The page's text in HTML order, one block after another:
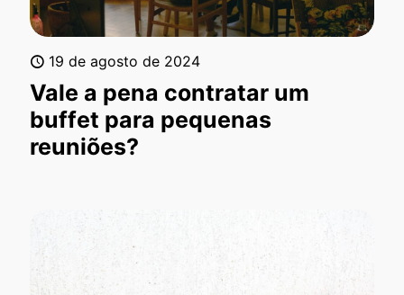
19 de agosto de 2024
Vale a pena contratar um
buffet para pequenas
reuniões?